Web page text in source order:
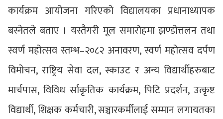
कार्यक्रम आयोजना गरिएको विद्यालयका प्रधानाध्यापक
बस्नेतले बताए । यस्तैगरी मूल समारोहमा झण्डोत्तलन तथा
स्वर्ण महोत्सव स्तम्भ–२०८२ अनावरण, स्वर्ण महोत्सव दर्पण
विमोचन, राष्ट्रिय सेवा दल, स्काउट र अन्य विद्यार्थीहरुबाट
मार्चपास, विविध र्साकृतिक कार्यक्रम, पिटि प्रदर्शन, उत्कृष्ट
विद्यार्थी, शिक्षक कर्मचारी, सञ्चारकर्मीलाई सम्मान लगायतका